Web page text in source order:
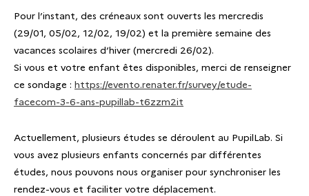
Pour l’instant, des créneaux sont ouverts les mercredis
(29/01, 05/02, 12/02, 19/02) et la première semaine des
vacances scolaires d’hiver (mercredi 26/02).
Si vous et votre enfant êtes disponibles, merci de renseigner
ce sondage : https://evento.renater.fr/survey/etude-
facecom-3-6-ans-pupillab-t6zzm2it
Actuellement, plusieurs études se déroulent au PupilLab. Si
vous avez plusieurs enfants concernés par différentes
études, nous pouvons nous organiser pour synchroniser les
rendez-vous et faciliter votre déplacement.